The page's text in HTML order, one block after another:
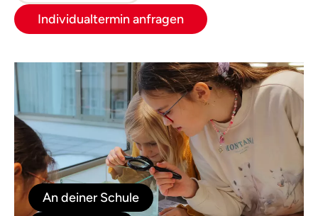
Individualtermin anfragen
An deiner Schule